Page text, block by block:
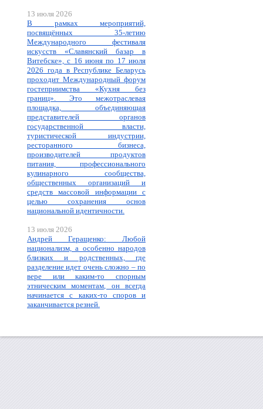
13 июля 2026
В рамках мероприятий,
посвящённых 35-летию
Международного фестиваля
искусств «Славянский базар в
Витебске», с 16 июня по 17 июля
2026 года в Республике Беларусь
проходит Международный форум
гостеприимства «Кухня без
границ». Это межотраслевая
площадка, объединяющая
представителей органов
государственной власти,
туристической индустрии,
ресторанного бизнеса,
производителей продуктов
питания, профессионального
кулинарного сообщества,
общественных организаций и
средств массовой информации с
целью сохранения основ
национальной идентичности.
13 июля 2026
Андрей Геращенко: Любой
национализм, а особенно народов
близких и родственных, где
разделение идет очень сложно – по
вере или каким-то спорным
этническим моментам, он всегда
начинается с каких-то споров и
заканчивается резней.